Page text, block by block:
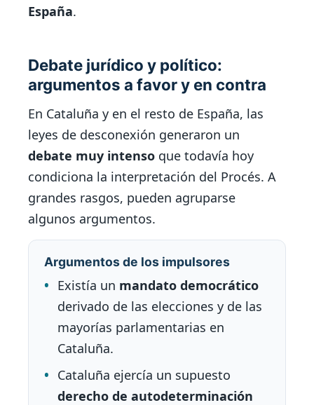
España.
Debate jurídico y político:
argumentos a favor y en contra
En Cataluña y en el resto de España, las
leyes de desconexión generaron un
debate muy intenso que todavía hoy
condiciona la interpretación del Procés. A
grandes rasgos, pueden agruparse
algunos argumentos.
Argumentos de los impulsores
Existía un mandato democrático
derivado de las elecciones y de las
mayorías parlamentarias en
Cataluña.
Cataluña ejercía un supuesto
derecho de autodeterminación